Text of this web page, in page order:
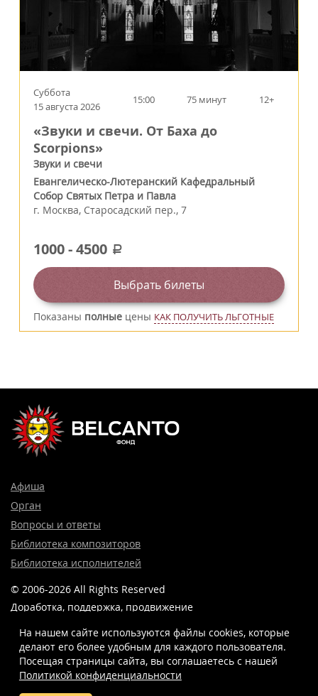
Суббота
15 августа 2026
15:00 75 минут 12+
«Звуки и свечи. От Баха до
Scorpions»
Звуки и свечи
Евангелическо-Лютеранский Кафедральный
Собор Святых Петра и Павла
г. Москва, Старосадский пер., 7
1000-4500 a
Выбрать билеты
Показаны полные цены КАК ПОЛУЧИТЬ ЛЬГОТНЫЕ
Афиша
Орган
Вопросы и ответы
Библиотека композиторов
Библиотека исполнителей
© 2006-2026 All Rights Reserved
Доработка, поддержка, продвижение
8 (499) 923-22-78
На нашем сайте используются файлы cookies, которые
делают его более удобным для каждого пользователя.
Посещая страницы сайта, вы соглашаетесь c нашей
Политикой конфиденциальности